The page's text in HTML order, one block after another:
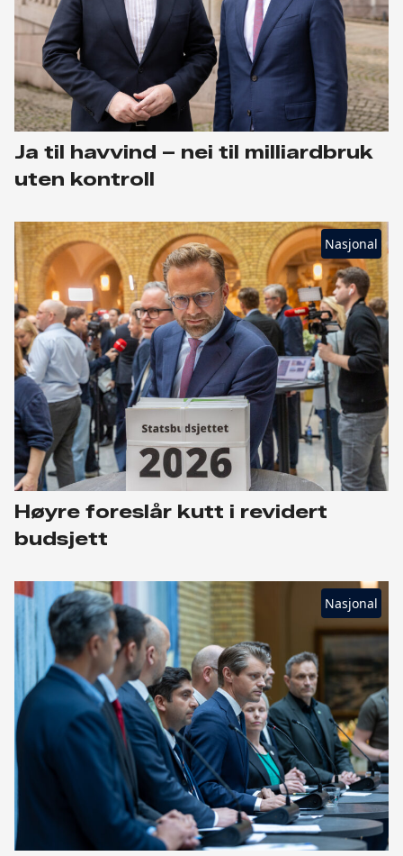
Ja til havvind – nei til milliardbruk
uten kontroll
Nasjonal
Høyre foreslår kutt i revidert
budsjett
Nasjonal